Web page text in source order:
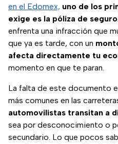
en el Edomex, uno de los
exige es la póliza de seguro
enfrenta una infracción que
que ya es tarde, con un
afecta directamente tu
momento en que te paran.
La falta de este documento
más comunes en las
automovilistas transitan a
sea por desconocimiento o
secundario. Lo que pocos